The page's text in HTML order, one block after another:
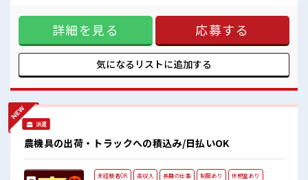
髪型自由な職場！
仕事の合間の息抜きは休憩室で♪
中の職場≫ もちろん男性の応募もOKですよ！ ≪残業で稼げ
る≫ 高収入を希望される方にオススメ。 残業は月20時間以上
あります♪ ≪ヘアカラーOKで自由な雰囲気の職場≫ 明るす
ぎたり奇抜でなければ基本的に自由！ (規定有)≪機能的な制
服アリ≫ 制服があるので、 毎日の服装の悩み解消♪ ≪未経験
でも活躍できる≫ 新しいことにチャレンジするのは不安だけ
ステップUP目指していきましょう！ ■職場の雰囲気 女性が多
い職場ですが男女は問いません！ 応募お待ちしております！
詳細を見る 応募する
気になるリストに追加する
派遣
農機具の出荷・トラックへの積込み/日払いOK
未経験者OK 高収入 長期の仕事 制服あり 休憩室あり